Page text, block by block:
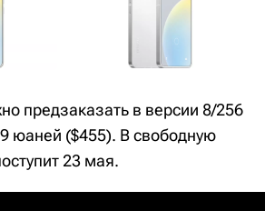
предзаказать в версии 8/256
юаней ($455). В свободную
23 мая.